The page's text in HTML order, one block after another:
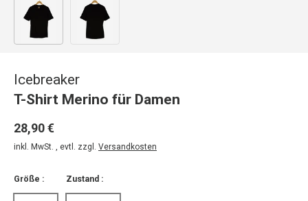
Bild 1 in Galerieansicht laden
Icebreaker
T-Shirt Merino für Damen
28,90 €
inkl. MwSt. , evtl. zzgl. Versandkosten
Größe : Zustand :